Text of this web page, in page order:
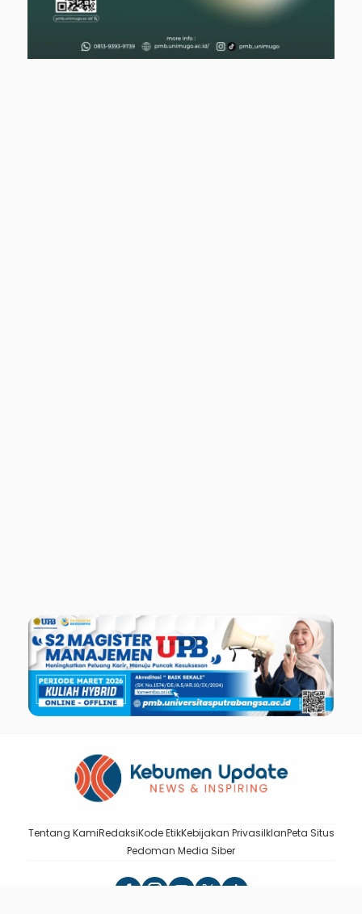
Tentang KamiRedaksiKode EtikKebijakan PrivasiIklanPeta Situs
Pedoman Media Siber